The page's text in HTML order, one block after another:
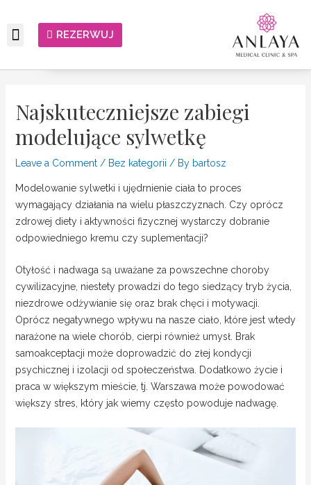
REZERWUJ
Najskuteczniejsze zabiegi
modelujące sylwetkę
Leave a Comment / Bez kategorii / By bartosz
Modelowanie sylwetki i ujędrnienie ciała to proces
wymagający działania na wielu płaszczyznach. Czy oprócz
zdrowej diety i aktywności fizycznej wystarczy dobranie
odpowiedniego kremu czy suplementacji?
Otyłość i nadwaga są uważane za powszechne choroby
cywilizacyjne, niestety prowadzi do tego siedzący tryb życia,
niezdrowe odżywianie się oraz brak chęci i motywacji.
Oprócz negatywnego wpływu na nasze ciało, które jest wtedy
narażone na wiele chorób, cierpi również umysł. Brak
samoakceptacji może doprowadzić do złej kondycji
psychicznej i izolacji od społeczeństwa. Dodatkowo życie i
praca w większym mieście, tj. Warszawa może powodować
większy stres, który jak wiemy często powoduje nadwagę.